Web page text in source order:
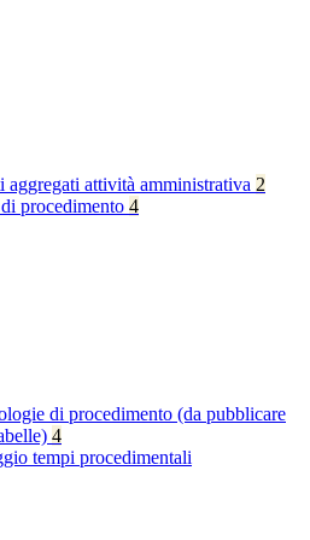
aggregati attività amministrativa 2
procedimento 4
di procedimento (da pubblicare
4
tempi procedimentali